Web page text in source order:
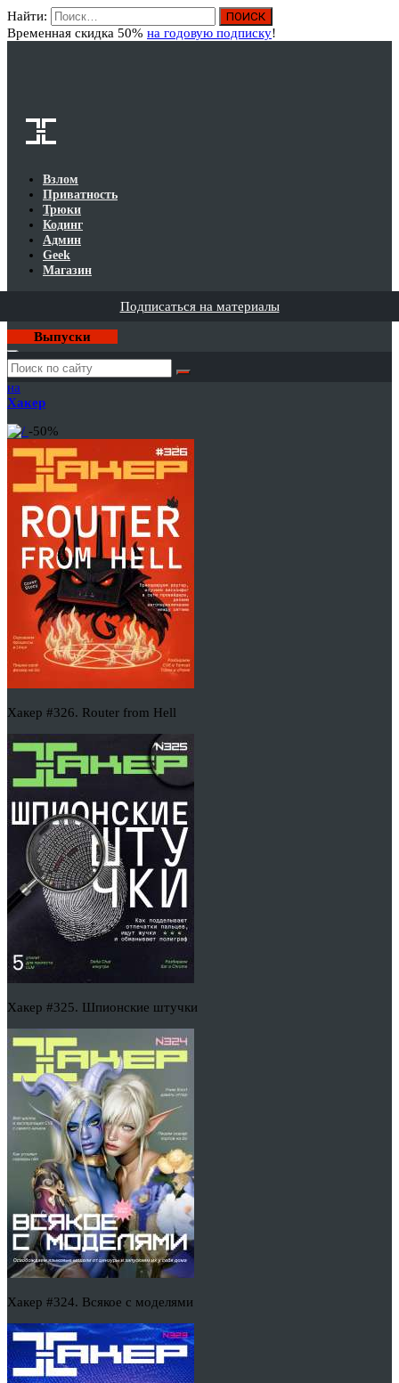
Найти:
Временная скидка 50% на годовую подписку!
Взлом
Приватность
Трюки
Кодинг
Админ
Geek
Магазин
Подписаться на материалы
Выпуски
Годовая
подписка
на
Хакер
-50%
Хакер #326. Router from Hell
Хакер #325. Шпионские штучки
Хакер #324. Всякое с моделями